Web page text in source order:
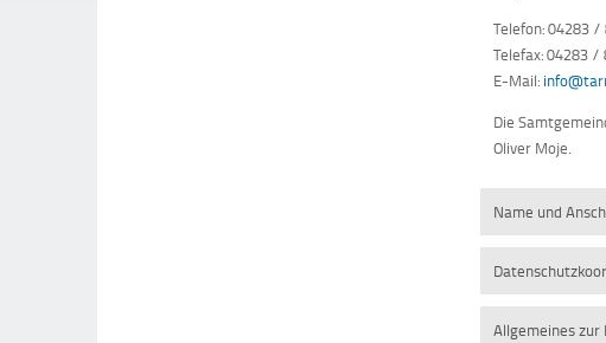
Telefon: 04283
Telefax: 04283
E-Mail:
Die
Oliver Moje.
Name und
Allgemeines